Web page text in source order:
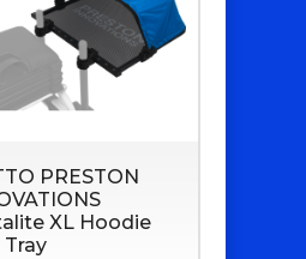
PRESTON
XL Hoodie
Tray